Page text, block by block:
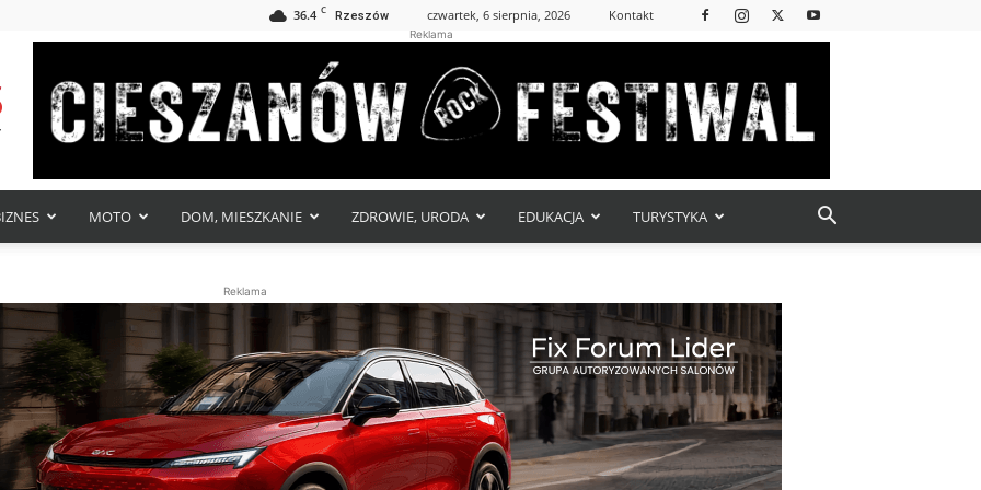
36.4 C Rzeszów czwartek, 6 sierpnia, 2026 Kontakt
Reklama
MOTO DOM, MIESZKANIE ZDROWIE, URODA EDUKACJA TURYSTYKA
Reklama